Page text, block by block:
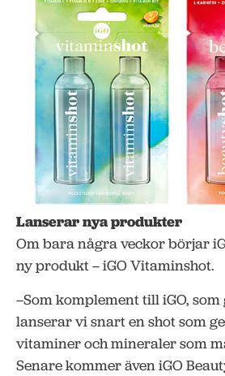
Lanserar nya produkter
Om bara några veckor börjar
ny produkt – iGO Vitaminshot.
–Som komplement till iGO, som
lanserar vi snart en shot som
vitaminer och mineraler som
Senare kommer även iGO